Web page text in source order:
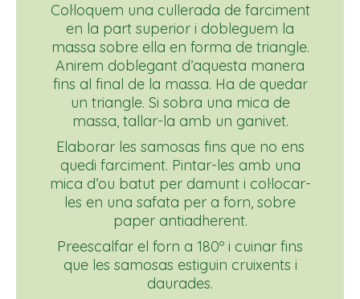
Col·loquem una cullerada de farciment
en la part superior i dobleguem la
massa sobre ella en forma de triangle.
Anirem doblegant d’aquesta manera
fins al final de la massa. Ha de quedar
un triangle. Si sobra una mica de
massa, tallar-la amb un ganivet.
Elaborar les samosas fins que no ens
quedi farciment. Pintar-les amb una
mica d’ou batut per damunt i col·locar-
les en una safata per a forn, sobre
paper antiadherent.
Preescalfar el forn a 180º i cuinar fins
que les samosas estiguin cruixents i
daurades.